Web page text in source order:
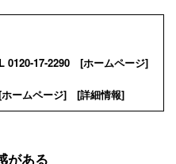
0120-17-2290 [ホームページ]
ホームページ] [詳細情報]
がある